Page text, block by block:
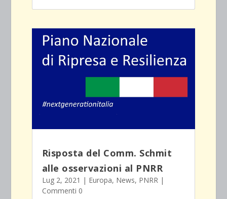
Risposta del Comm. Schmit
alle osservazioni al PNRR
Lug 2, 2021 | Europa, News, PNRR|
Commenti 0